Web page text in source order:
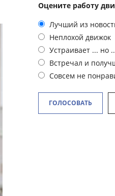
Оцените работу
Лучший из
Неплохой движок
Устраивает ... но
Встречал и
Совсем не
ГОЛОСОВАТЬ